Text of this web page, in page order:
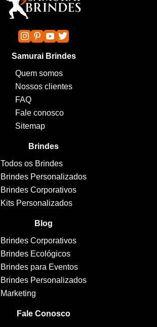
Samurai Brindes
Quem somos
Nossos clientes
FAQ
Fale conosco
Sitemap
Brindes
Todos os Brindes
Brindes Personalizados
Brindes Corporativos
Kits Personalizados
Blog
Brindes Corporativos
Brindes Ecológicos
Brindes para Eventos
Brindes Personalizados
Marketing
Fale Conosco